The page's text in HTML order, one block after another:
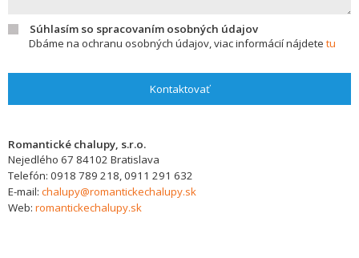
Súhlasím so spracovaním osobných údajov
Dbáme na ochranu osobných údajov, viac informácií nájdete tu
Kontaktovať
Romantické chalupy, s.r.o.
Nejedlého 67 84102 Bratislava
Telefón: 0918 789 218, 0911 291 632
E-mail: chalupy@romantickechalupy.sk
Web: romantickechalupy.sk